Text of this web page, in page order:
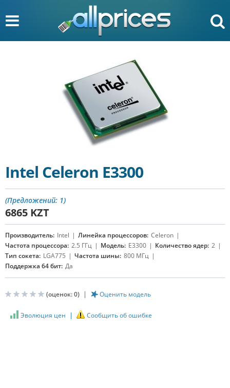
Intel Celeron E3300
(Предложений: 1)
6865 KZT
Производитель: Intel Линейка процессоров: Celeron
Частота процессора: 2.5 ГГц Модель: E3300 Количество ядер: 2
Тип сокета: LGA775 Частота шины: 800 МГц
Поддержка 64 бит: Да
(оценок:0) Оценить модель
Эволюция цен Сообщить об ошибке